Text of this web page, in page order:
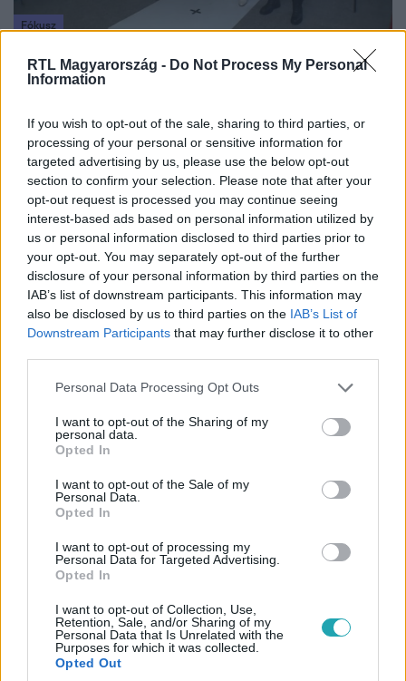
RTL Magyarország - Do Not Process My Personal
Information
If you wish to opt-out of the sale, sharing to third parties, or
processing of your personal or sensitive information for
targeted advertising by us, please use the below opt-out
section to confirm your selection. Please note that after your
opt-out request is processed you may continue seeing
interest-based ads based on personal information utilized by
us or personal information disclosed to third parties prior to
your opt-out. You may separately opt-out of the further
disclosure of your personal information by third parties on the
IAB’s list of downstream participants. This information may
also be disclosed by us to third parties on the IAB’s List of
Downstream Participants that may further disclose it to other
Please note that this website/app uses one or more Google
not limited to your visit or usage behaviour. You may click to
grant or deny consent to Google and its third-party tags to
use your data for below specified purposes in below Google
consent section.
Personal Data Processing Opt Outs
I want to opt-out of the Sharing of my
personal data.
Opted In
I want to opt-out of the Sale of my
Personal Data.
Opted In
I want to opt-out of processing my
Personal Data for Targeted Advertising.
Opted In
I want to opt-out of Collection, Use,
Retention, Sale, and/or Sharing of my
Personal Data that Is Unrelated with the
Purposes for which it was collected.
Opted Out
Fókusz
„Nem változna meg az életem, ugyanaz az ember
színészei több száz millió forinttal?
76 millió euró, azaz több mint 31 milliárd forint – ennyit
nyert a közelmúltban egy szerencsés magyar lottózó az
Euro Jackpoton. 15 százalék adót kell fizetnie utána, de
így is marad 27 milliárd, ami elég ahhoz, hogy
Magyarország 100 leggazdagabb embere közé kerüljön. A
szinte felfoghatatlan vagyon elköltése nem lehet könnyű,
de azért óvatosságra intenek a szakemberek: sok
lottónyertes évek alatt elveszíti nyereményét. De vajon
hogy állnak ehhez a Drága örökösök A visszatérés című
sorozat szereplői? A történet szerint Szappanosék
mesés összeghez jutottak.
0:23
X-Faktor
2022. október 16. 7:00
Gáspár Laci kiszámolta: ennyi pénze lenne, ha
minden pusziért pénzt kapna
Herceg Erika a levegőben elkapta mentortársa felé
dobott pusziját, amiből izgalmas beszélgetés kerekedett.
Vajon hány puszit küldtek már az X-Faktor női
mentorának és mennyit keresne Gáspár Laci, ha
fizetnének is neki ezekért? Extra videónkból kiderül!